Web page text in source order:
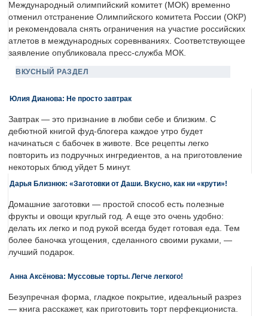
Международный олимпийский комитет (МОК) временно
отменил отстранение Олимпийского комитета России (ОКР)
и рекомендовала снять ограничения на участие российских
атлетов в международных соревнваниях. Соответствующее
заявление опубликовала пресс-служба МОК.
ВКУСНЫЙ РАЗДЕЛ
Юлия Дианова: Не просто завтрак
Завтрак — это признание в любви себе и близким. С
дебютной книгой фуд-блогера каждое утро будет
начинаться с бабочек в животе. Все рецепты легко
повторить из подручных ингредиентов, а на приготовление
некоторых блюд уйдет 5 минут.
Дарья Близнюк: «Заготовки от Даши. Вкусно, как ни «крути»!
Домашние заготовки — простой способ есть полезные
фрукты и овощи круглый год. А еще это очень удобно:
делать их легко и под рукой всегда будет готовая еда. Тем
более баночка угощения, сделанного своими руками, —
лучший подарок.
Анна Аксёнова: Муссовые торты. Легче легкого!
Безупречная форма, гладкое покрытие, идеальный разрез
— книга расскажет, как приготовить торт перфекциониста.